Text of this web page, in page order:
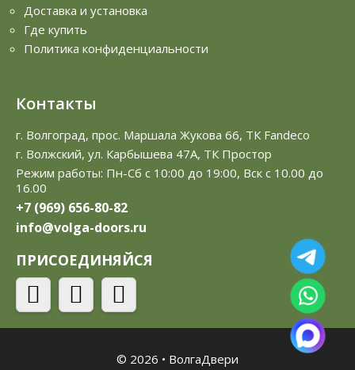
Доставка и установка
Где купить
Политика конфиденциальности
Контакты
г. Волгоград, прос. Маршала Жукова 66, ТК Fandeco
г. Волжский, ул. Карбышева 47А, ТК Простор
Режим работы: Пн-Сб с 10:00 до 19:00, Вск с 10.00 до
16.00
+7 (969) 656-80-82
info@volga-doors.ru
ПРИСОЕДИНЯЙСЯ
© 2026 • ВолгаДвери